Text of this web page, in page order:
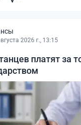
2026 г., 13:15
платят за